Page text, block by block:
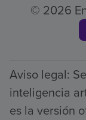
© 2026
Aviso legal:
inteligencia
es la versión